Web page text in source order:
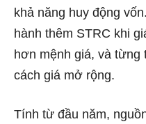
khả năng huy động
hành thêm STRC khi
hơn mệnh giá, và từng
cách giá mở rộng.
Tính từ đầu năm,